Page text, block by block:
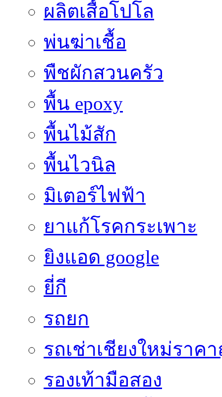
ผลิตเสื้อโปโล
พ่นฆ่าเชื้อ
พืชผักสวนครัว
พื้น epoxy
พื้นไม้สัก
พื้นไวนิล
มิเตอร์ไฟฟ้า
ยาแก้โรคกระเพาะ
ยิงแอด google
ยี่กี
รถยก
รถเช่าเชียงใหม่ราค
รองเท้ามือสอง